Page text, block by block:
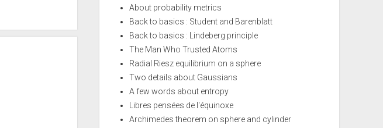
About probability metrics
Back to basics : Student and Barenblatt
Back to basics : Lindeberg principle
The Man Who Trusted Atoms
Radial Riesz equilibrium on a sphere
Two details about Gaussians
A few words about entropy
Libres pensées de l'équinoxe
Archimedes theorem on sphere and cylinder